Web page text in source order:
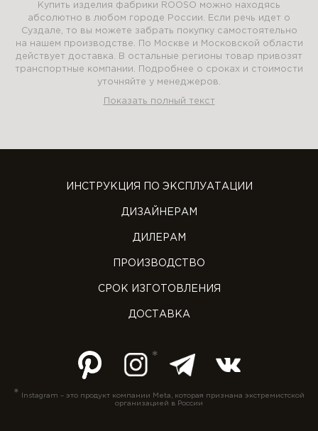
Купить изделия фабрики ROOSO можно находясь
абсолютно в любом городе России. Если речь идет о
Суздале, то вы можете забрать покупку самостоятельно
на нашем производстве. По Москве и Московской области
действует доставка. В остальные регионы товар привозят
транспортные компании. Подробнее о сроках и стоимости
уточняйте у менеджеров.
Показать полный текст
ИНСТРУКЦИЯ ПО ЭКСПЛУАТАЦИИ
ДИЗАЙНЕРАМ
ДИЛЕРАМ
ПРОИЗВОДСТВО
СРОК ИЗГОТОВЛЕНИЯ
ДОСТАВКА
*
Instagram – это продукт компании Meta, которая признана экстремистской
организацией в России